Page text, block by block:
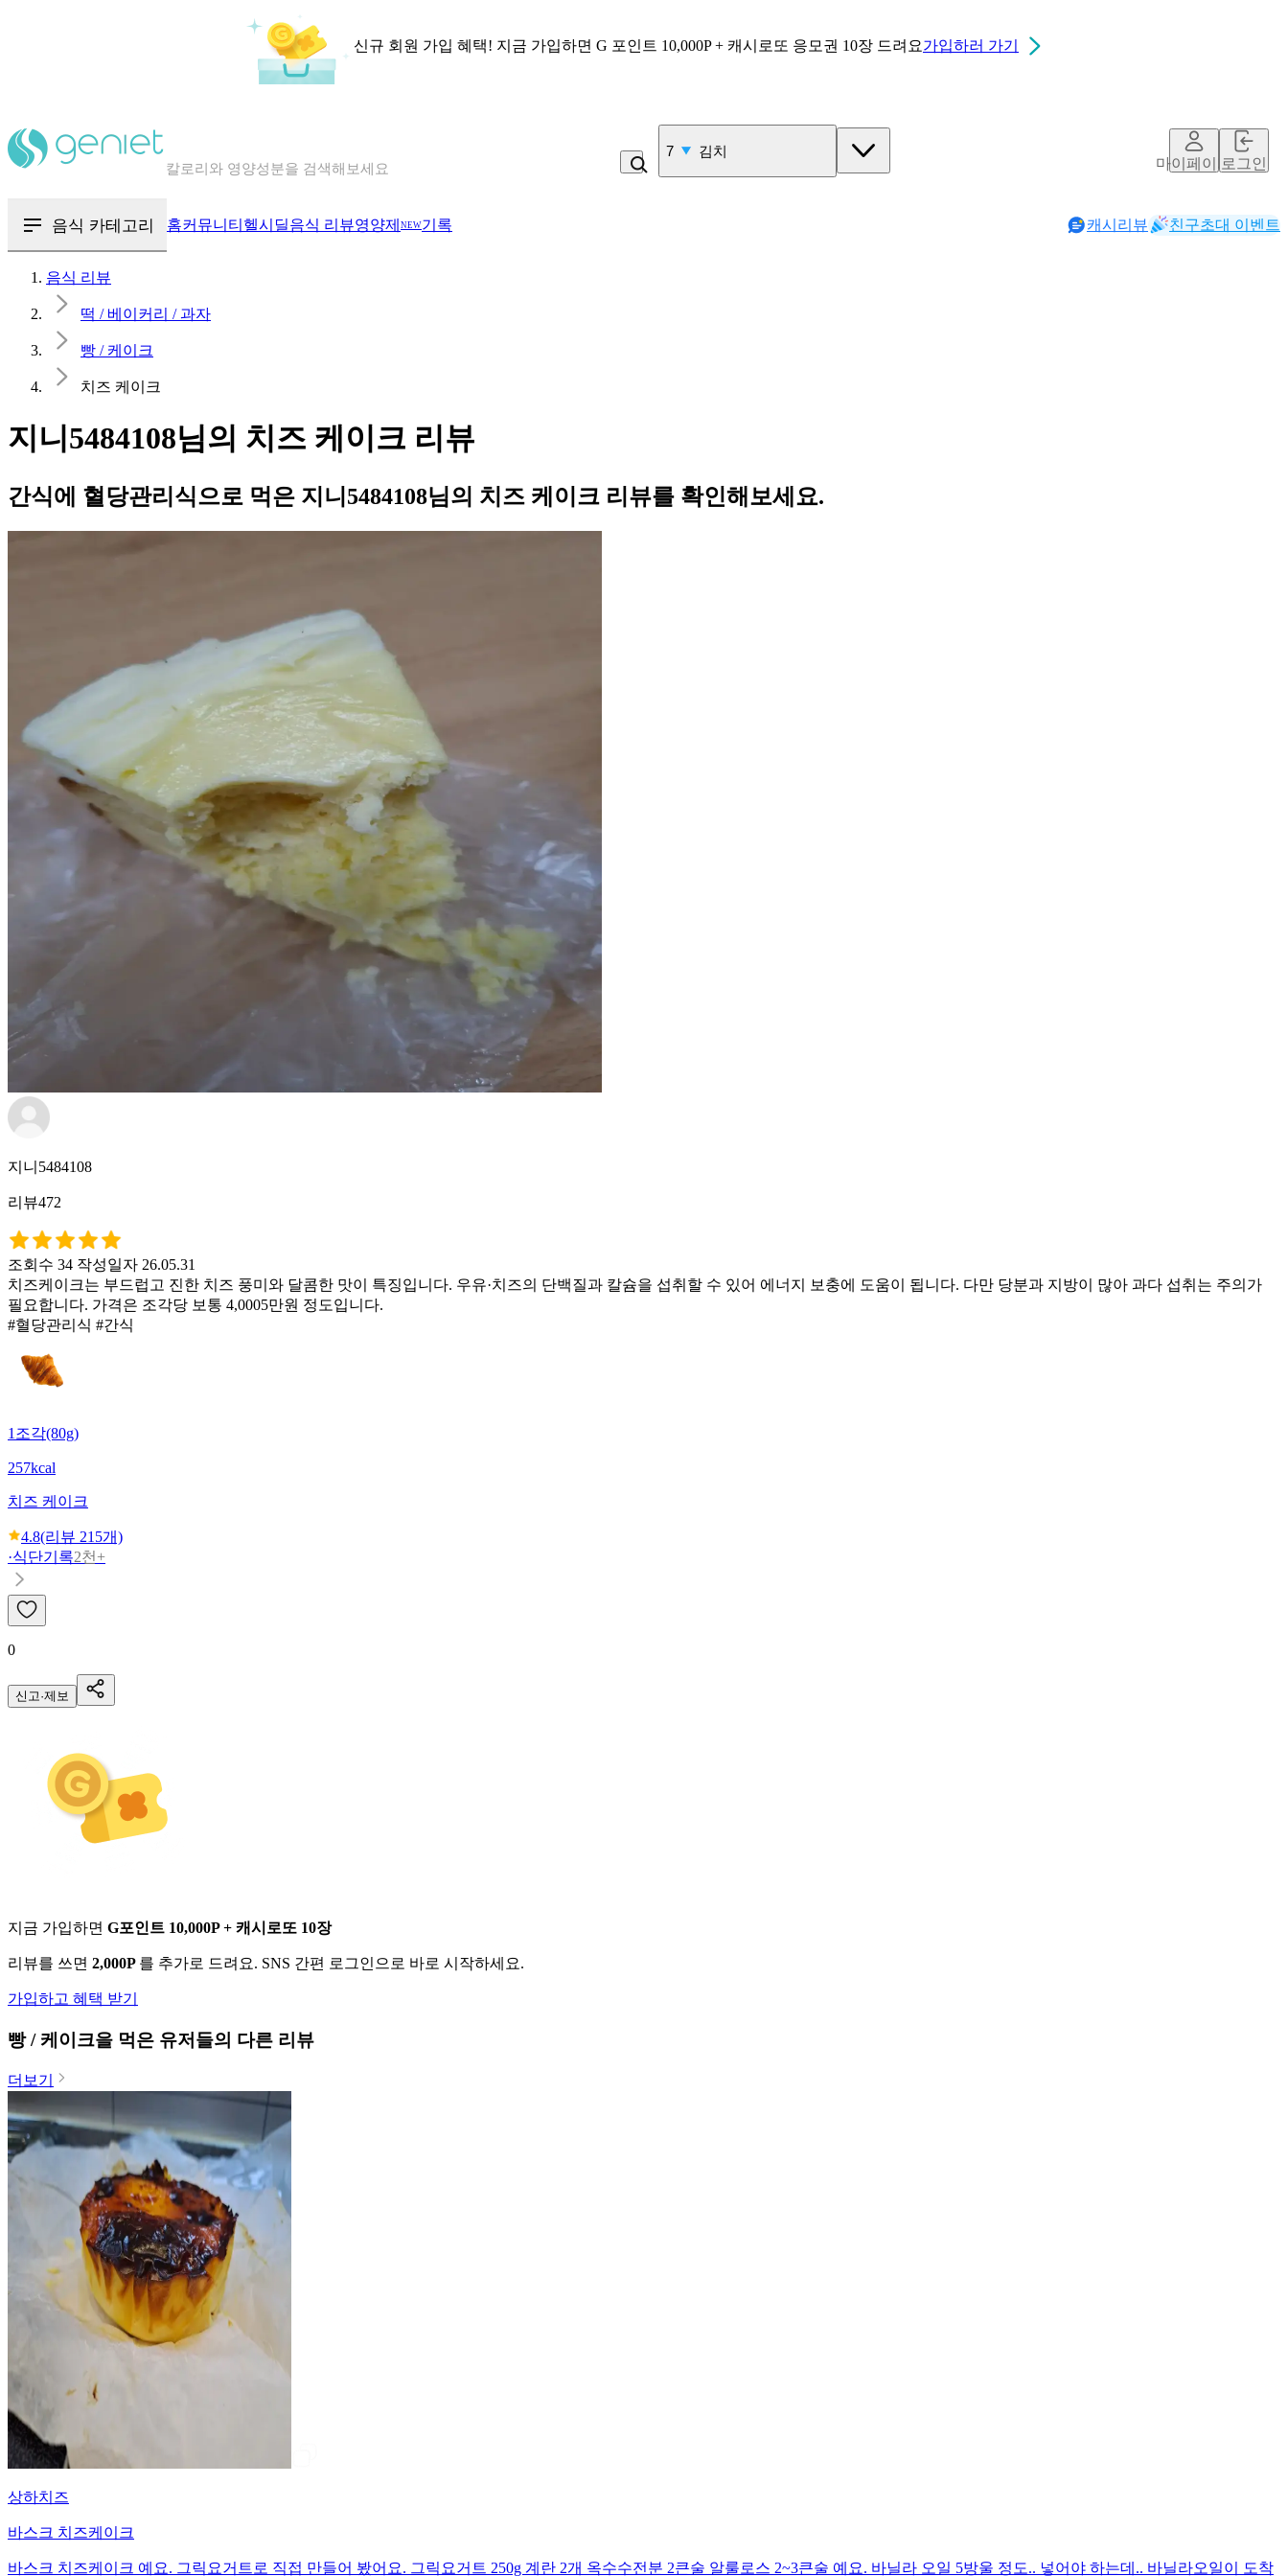
신규 회원 가입 혜택! 지금 가입하면 G 포인트 10,000P + 캐시로또 응모권 10장 드려요가입하러 가기
혈당 · 다이어트 음식 검색해보세요
7 김치
마이페이지로그인
음식 카테고리 홈커뮤니티 헬시딜음식 리뷰영양제 NEW기록 캐시리뷰 친구초대 이벤트
음식 리뷰
떡 / 베이커리 / 과자
빵 / 케이크
치즈 케이크
지니5484108님의 치즈 케이크 리뷰
간식에 혈당관리식으로 먹은 지니5484108님의 치즈 케이크 리뷰를 확인해보세요.
지니5484108
리뷰472
조회수 34 작성일자 26.05.31
치즈케이크는 부드럽고 진한 치즈 풍미와 달콤한 맛이 특징입니다. 우유·치즈의 단백질과 칼슘을 섭취할 수 있어 에너지 보충에 도움이 됩니다. 다만 당분과 지방이 많아 과다 섭취는 주의가
필요합니다. 가격은 조각당 보통 4,0005만원 정도입니다.
#혈당관리식 #간식
1조각(80g)
257kcal
치즈 케이크
4.8(리뷰 215개)
·식단기록2천+
0
신고·제보
지금 가입하면 G포인트 10,000P + 캐시로또 10장
리뷰를 쓰면 2,000P 를 추가로 드려요. SNS 간편 로그인으로 바로 시작하세요.
가입하고 혜택 받기
빵 / 케이크을 먹은 유저들의 다른 리뷰
더보기
상하치즈
바스크 치즈케이크
바스크 치즈케이크 예요. 그릭요거트로 직접 만들어 봤어요. 그릭요거트 250g 계란 2개 옥수수전분 2큰술 알룰로스 2~3큰술 예요. 바닐라 오일 5방울 정도.. 넣어야 하는데.. 바닐라오일이 도착